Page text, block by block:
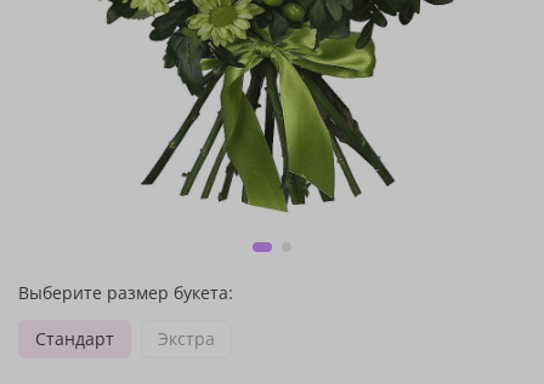
Выберите размер букета:
Стандарт
Экстра